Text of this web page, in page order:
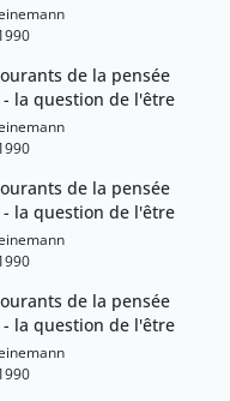
de la pensée
la question de l'être
de la pensée
la question de l'être
de la pensée
la question de l'être